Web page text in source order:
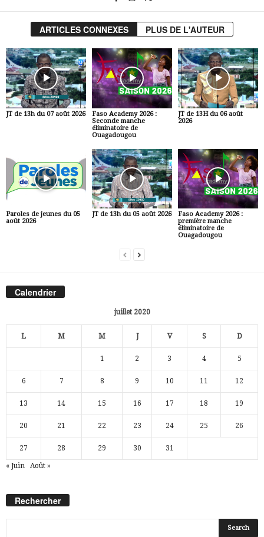
ARTICLES CONNEXES PLUS DE L'AUTEUR
JT de 13h du 07 août 2026
Faso Academy 2026 :
Seconde manche
éliminatoire de
Ouagadougou
JT de 13H du 06 août
2026
Paroles de jeunes du 05
août 2026
JT de 13h du 05 août 2026
Faso Academy 2026 :
première manche
éliminatoire de
Ouagadougou
Calendrier
juillet 2020
L M M J V S D
1 2 3 4 5
6 7 8 9 10 11 12
13 14 15 16 17 18 19
20 21 22 23 24 25 26
27 28 29 30 31
« Juin Août »
Rechercher